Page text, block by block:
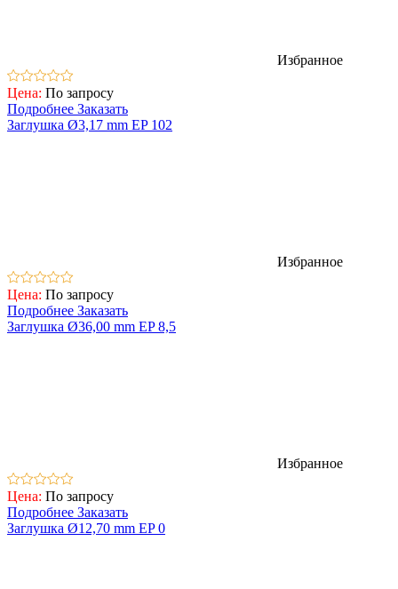
Избранное
Цена: По запросу
Подробнее Заказать
Заглушка Ø3,17 mm EP 102
Избранное
Цена: По запросу
Подробнее Заказать
Заглушка Ø36,00 mm EP 8,5
Избранное
Цена: По запросу
Подробнее Заказать
Заглушка Ø12,70 mm EP 0